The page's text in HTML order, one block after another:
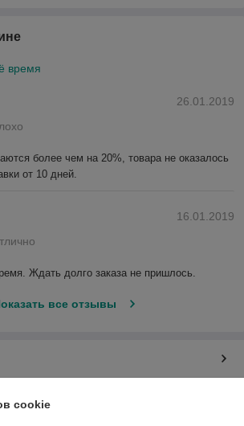
время
26.01.2019
более чем на 20%, товара не оказалось
от 10 дней.
16.01.2019
Ждать долго заказа не пришлось.
все отзывы
cookie